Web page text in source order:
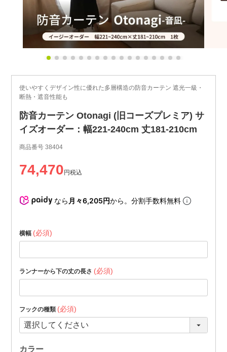
使いやすくデザイン性に優れた多層構造の防音カーテン 遮光一級・
断熱・遮音性能も
防音カーテン Otonagi (旧コーズプレミア) サ
イズオーダー：幅221-240cm 丈181-210cm
商品番号 38404
74,470 税込
なら 月々6,205円から。分割手数料無料
横幅 (必須)
ランナーから下の丈の長さ (必須)
フックの種類 (必須)
カラー